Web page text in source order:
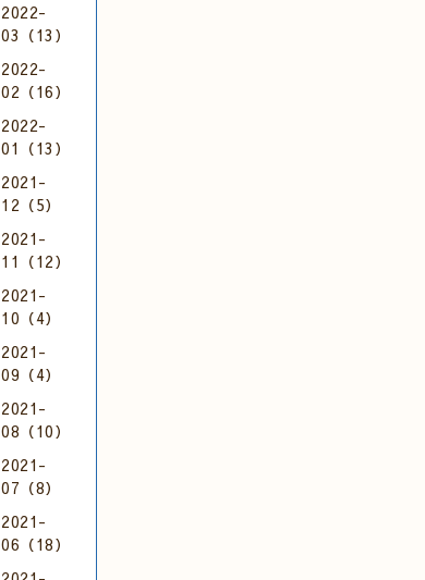
2022-
03（13）
2022-
02（16）
2022-
01（13）
2021-
12（5）
2021-
11（12）
2021-
10（4）
2021-
09（4）
2021-
08（10）
2021-
07（8）
2021-
06（18）